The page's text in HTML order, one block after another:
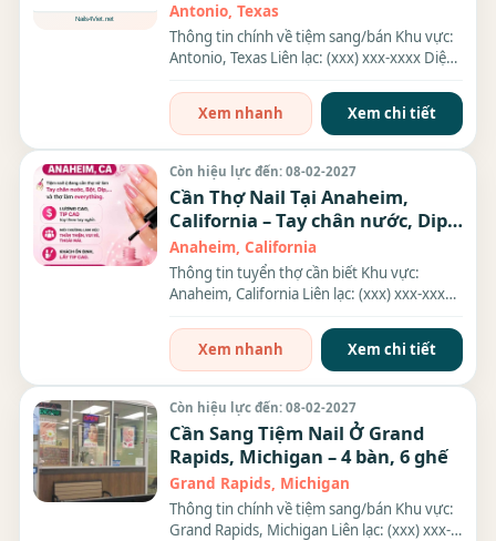
Antonio, Texas
Thông tin chính về tiệm sang/bán Khu vực:
Antonio, Texas Liên lạc: (xxx) xxx-xxxx Diện
Xem nhanh
Xem chi tiết
Còn hiệu lực đến: 08-02-2027
Cần Thợ Nail Tại Anaheim,
California – Tay chân nước, Dip,
Everything
Anaheim, California
Thông tin tuyển thợ cần biết Khu vực:
Anaheim, California Liên lạc: (xxx) xxx-xxxx
Xem nhanh
Xem chi tiết
Còn hiệu lực đến: 08-02-2027
Cần Sang Tiệm Nail Ở Grand
Rapids, Michigan – 4 bàn, 6 ghế
Grand Rapids, Michigan
Thông tin chính về tiệm sang/bán Khu vực:
Grand Rapids, Michigan Liên lạc: (xxx) xxx-